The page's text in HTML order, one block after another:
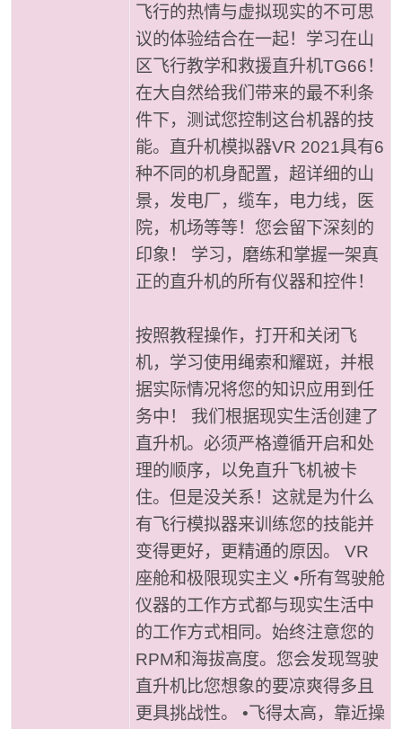
飞行的热情与虚拟现实的不可思
议的体验结合在一起！学习在山
区飞行教学和救援直升机TG66！
在大自然给我们带来的最不利条
件下，测试您控制这台机器的技
能。直升机模拟器VR 2021具有6
种不同的机身配置，超详细的山
景，发电厂，缆车，电力线，医
院，机场等等！您会留下深刻的
印象！ 学习，磨练和掌握一架真
正的直升机的所有仪器和控件！
按照教程操作，打开和关闭飞
机，学习使用绳索和耀斑，并根
据实际情况将您的知识应用到任
务中！ 我们根据现实生活创建了
直升机。必须严格遵循开启和处
理的顺序，以免直升飞机被卡
住。但是没关系！这就是为什么
有飞行模拟器来训练您的技能并
变得更好，更精通的原因。 VR
座舱和极限现实主义 •所有驾驶舱
仪器的工作方式都与现实生活中
的工作方式相同。始终注意您的
RPM和海拔高度。您会发现驾驶
直升机比您想象的要凉爽得多且
更具挑战性。 •飞得太高，靠近操